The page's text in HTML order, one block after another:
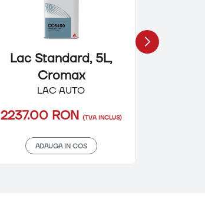
Lac Standard, 5L,
Cromax
LAC AUTO
2237.00 RON (TVA INCLUS)
ADAUGA IN COS